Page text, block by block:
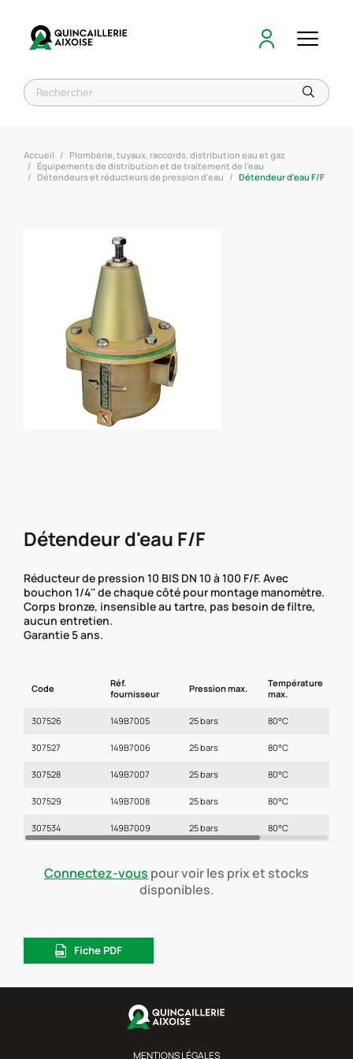
Accueil
Plomberie, tuyaux, raccords, distribution eau et gaz
Équipements de distribution et de traitement de l'eau
Détendeurs et réducteurs de pression d'eau
Détendeur d'eau F/F
Détendeur d'eau F/F
Réducteur de pression 10 BIS DN 10 à 100 F/F. Avec
bouchon 1/4'' de chaque côté pour montage manomètre.
Corps bronze, insensible au tartre, pas besoin de filtre,
aucun entretien.
Garantie 5 ans.
Code
Réf.
fournisseur
Pression max.
Température
max.
307526 149B7005 25 bars 80°C
307527 149B7006 25 bars 80°C
307528 149B7007 25 bars 80°C
307529 149B7008 25 bars 80°C
307534 149B7009 25 bars 80°C
Connectez-vous pour voir les prix et stocks
disponibles.
Fiche PDF
MENTIONS LÉGALES